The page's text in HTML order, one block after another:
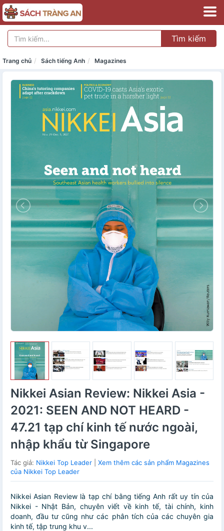
Tìm kiếm
Trang chủ Sách tiếng Anh Magazines
Nikkei Asian Review: Nikkei Asia -
2021: SEEN AND NOT HEARD -
47.21 tạp chí kinh tế nước ngoài,
nhập khẩu từ Singapore
Tác giả: Nikkei Top Leader
Xem thêm các sản phẩm Magazines
của Nikkei Top Leader
Nikkei Asian Review là tạp chí bằng tiếng Anh rất uy tín của
Nikkei - Nhật Bản, chuyên viết về kinh tế, tài chính, kinh
doanh, đầu tư cũng như các phân tích của các chuyên gia
kinh tế, tập trung khu v...